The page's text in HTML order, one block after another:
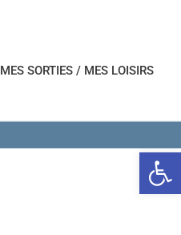
Ouvrir
MES SORTIES / MES LOISIRS